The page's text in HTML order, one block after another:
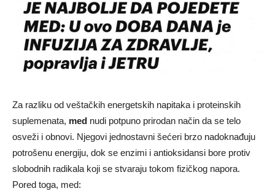
Za razliku od veštačkih energetskih napitaka i proteinskih
suplemenata, med nudi potpuno prirodan način da se telo
osveži i obnovi. Njegovi jednostavni šećeri brzo nadoknađuju
potrošenu energiju, dok se enzimi i antioksidansi bore protiv
slobodnih radikala koji se stvaraju tokom fizičkog napora.
Pored toga, med: